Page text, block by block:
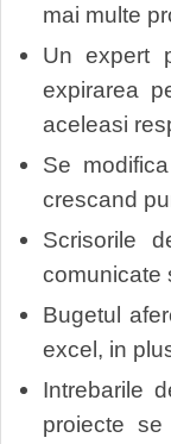
mai multe
Un expert
expirarea
aceleasi
Se
crescand
Scrisorile
comunicate
Bugetul
excel, in
Intrebarile
proiecte se